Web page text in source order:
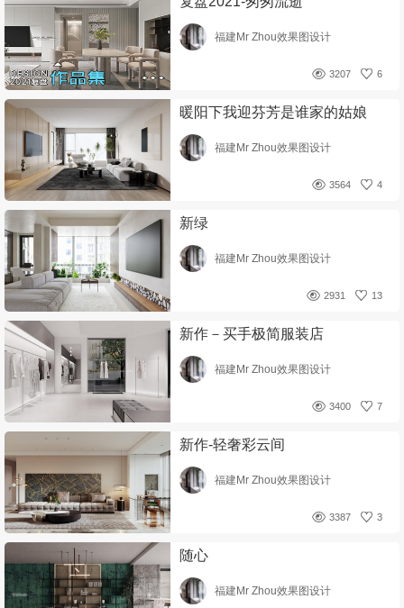
福建Mr Zhou效果图设计
6
3207
暖阳下我迎芬芳是谁家的姑娘
福建Mr Zhou效果图设计
4
3564
新绿
福建Mr Zhou效果图设计
13
2931
新作－买手极简服装店
福建Mr Zhou效果图设计
7
3400
新作-轻奢彩云间
福建Mr Zhou效果图设计
3
3387
随心
福建Mr Zhou效果图设计